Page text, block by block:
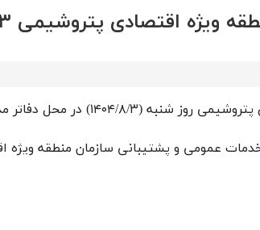
اقتصادی پتروشيمی ۱۴۰۴/۸/۳
برگزار و نتيجه به شرح زیر مشخص شد:
عمومی و پشتيبانی سازمان منطقه ويژه